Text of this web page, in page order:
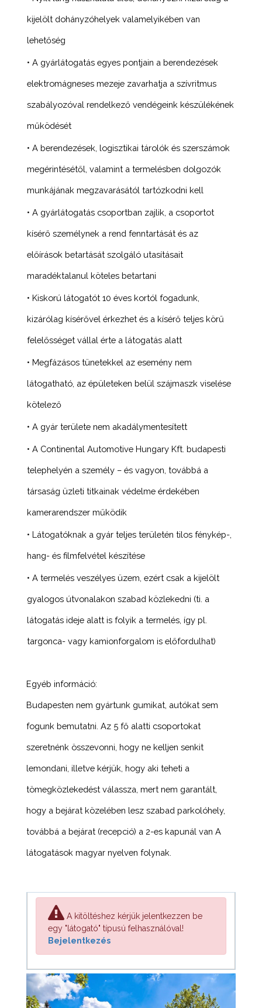
kijelölt dohányzóhelyek valamelyikében van
lehetőség
• A gyárlátogatás egyes pontjain a berendezések
elektromágneses mezeje zavarhatja a szívritmus
szabályozóval rendelkező vendégeink készülékének
működését
• A berendezések, logisztikai tárolók és szerszámok
megérintésétől, valamint a termelésben dolgozók
munkájának megzavarásától tartózkodni kell
• A gyárlátogatás csoportban zajlik, a csoportot
kísérő személynek a rend fenntartását és az
előírások betartását szolgáló utasításait
maradéktalanul köteles betartani
• Kiskorú látogatót 10 éves kortól fogadunk,
kizárólag kísérővel érkezhet és a kísérő teljes körű
felelősséget vállal érte a látogatás alatt
• Megfázásos tünetekkel az esemény nem
látogatható, az épületeken belül szájmaszk viselése
kötelező
• A gyár területe nem akadálymentesített
• A Continental Automotive Hungary Kft. budapesti
telephelyén a személy – és vagyon, továbbá a
társaság üzleti titkainak védelme érdekében
kamerarendszer működik
• Látogatóknak a gyár teljes területén tilos fénykép-,
hang- és filmfelvétel készítése
• A termelés veszélyes üzem, ezért csak a kijelölt
gyalogos útvonalakon szabad közlekedni (ti. a
látogatás ideje alatt is folyik a termelés, így pl.
targonca- vagy kamionforgalom is előfordulhat)
Egyéb információ:
Budapesten nem gyártunk gumikat, autókat sem
fogunk bemutatni. Az 5 fő alatti csoportokat
szeretnénk összevonni, hogy ne kelljen senkit
lemondani, illetve kérjük, hogy aki teheti a
tömegközlekedést válassza, mert nem garantált,
hogy a bejárat közelében lesz szabad parkolóhely,
továbbá a bejárat (recepció) a 2-es kapunál van A
látogatások magyar nyelven folynak.
A kitöltéshez kérjük jelentkezzen be
egy "látogató" típusú felhasználóval!
Bejelentkezés